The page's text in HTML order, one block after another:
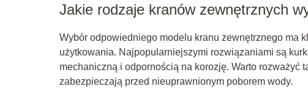
Jakie rodzaje kranów zewnętrznych
Wybór odpowiedniego modelu kranu zewnętrznego ma
użytkowania. Najpopularniejszymi rozwiązaniami są
mechaniczną i odpornością na korozję. Warto rozważyć
zabezpieczają przed nieuprawnionym poborem wody.